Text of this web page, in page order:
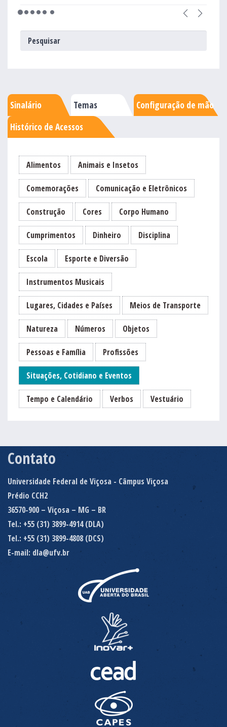
Sinalário Temas
Configuração de mão
Histórico de Acessos
Alimentos Animais e Insetos
Comemorações Comunicação e Eletrônicos
Construção Cores Corpo Humano
Cumprimentos Dinheiro Disciplina
Escola Esporte e Diversão
Instrumentos Musicais
Lugares, Cidades e Países Meios de Transporte
Natureza Números Objetos
Pessoas e Família Profissões
Situações, Cotidiano e Eventos
Tempo e Calendário Verbos Vestuário
Contato
Universidade Federal de Viçosa - Câmpus Viçosa
Prédio CCH2
36570-900 – Viçosa – MG – BR
Tel.: +55 (31) 3899-4914 (DLA)
Tel.: +55 (31) 3899-4808 (DCS)
E-mail: dla@ufv.br